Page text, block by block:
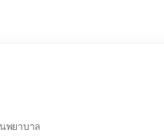
พยาบาล